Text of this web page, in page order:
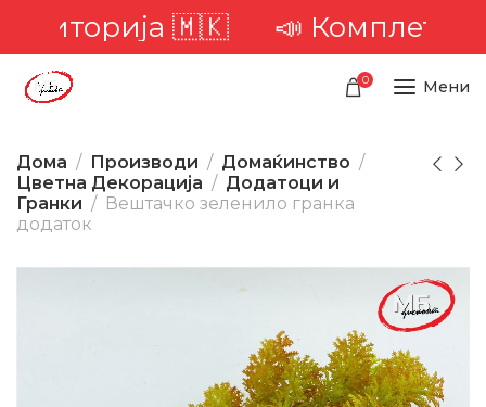
🇲🇰📣 Комплетна
0 Мени
Дома Производи
Домаќинство
Цветна Декорација
Додатоци и
Гранки
Вештачко зеленило гранка
додаток